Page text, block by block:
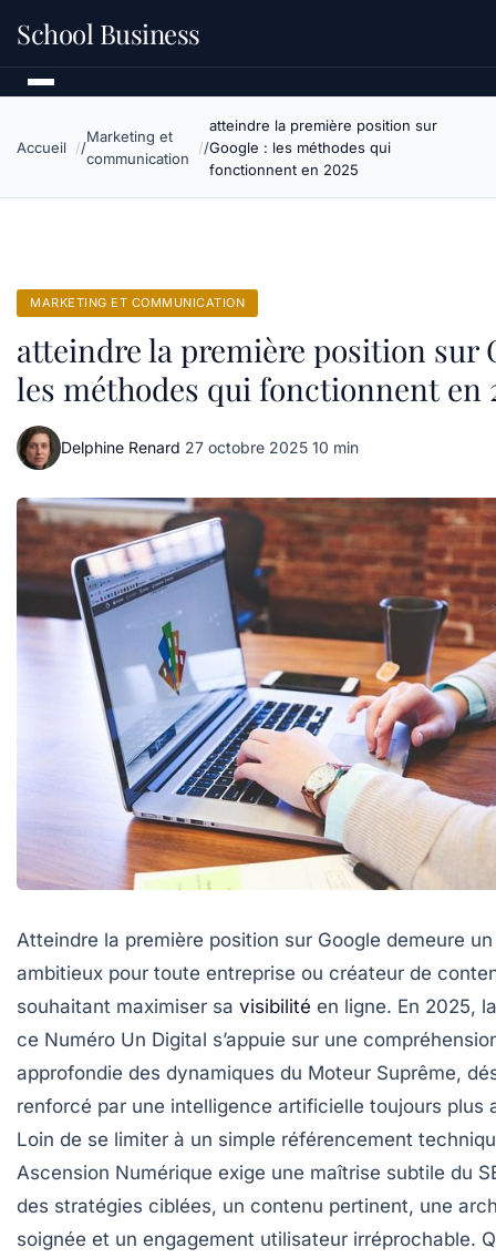
School Business
Accueil
Marketing et
communication
atteindre la première position sur
Google : les méthodes qui
fonctionnent en 2025
MARKETING ET COMMUNICATION
atteindre la première position sur
les méthodes qui fonctionnent en
Delphine Renard·27 octobre 2025·10 min
Atteindre la première position sur Google demeure
ambitieux pour toute entreprise ou créateur de
souhaitant maximiser sa visibilité en ligne. En 2025,
ce Numéro Un Digital s’appuie sur une
approfondie des dynamiques du Moteur Suprême,
renforcé par une intelligence artificielle toujours plus
Loin de se limiter à un simple référencement
Ascension Numérique exige une maîtrise subtile du
des stratégies ciblées, un contenu pertinent, une
soignée et un engagement utilisateur irréprochable.